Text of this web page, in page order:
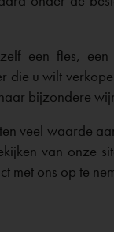
een fles, een
die u wilt
bijzondere
veel waarde
van onze
met ons op te